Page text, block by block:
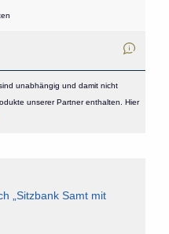
unabhängig und damit nicht
unserer Partner enthalten. Hier
„Sitzbank Samt mit